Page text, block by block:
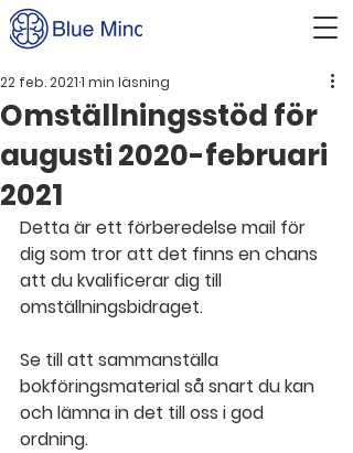
Omställningsstöd för
augusti 2020-februari
2021
22 feb. 20211 min läsning
Detta är ett förberedelse mail för
dig som tror att det finns en chans
att du kvalificerar dig till
omställningsbidraget.
Se till att sammanställa
bokföringsmaterial så snart du kan
och lämna in det till oss i god
ordning.